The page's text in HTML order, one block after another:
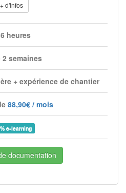
+ d'infos
heures
2 semaines
+ expérience de chantier
88,90€ / mois
e-learning
documentation